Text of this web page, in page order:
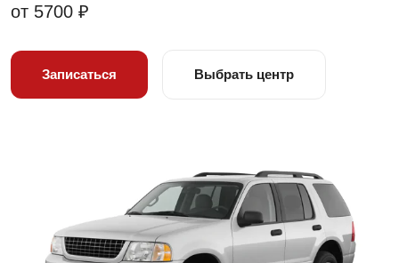
от 5700 ₽
Записаться Выбрать центр